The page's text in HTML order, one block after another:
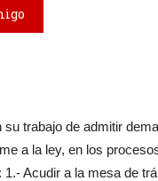
trabajo de admitir
a la ley, en los
Acudir a la mesa de